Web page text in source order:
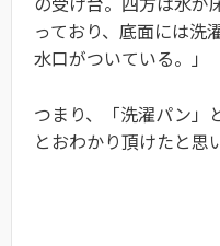
っており、底面には洗
水口がついている。」
つまり、「洗濯パン」
とおわかり頂けたと思